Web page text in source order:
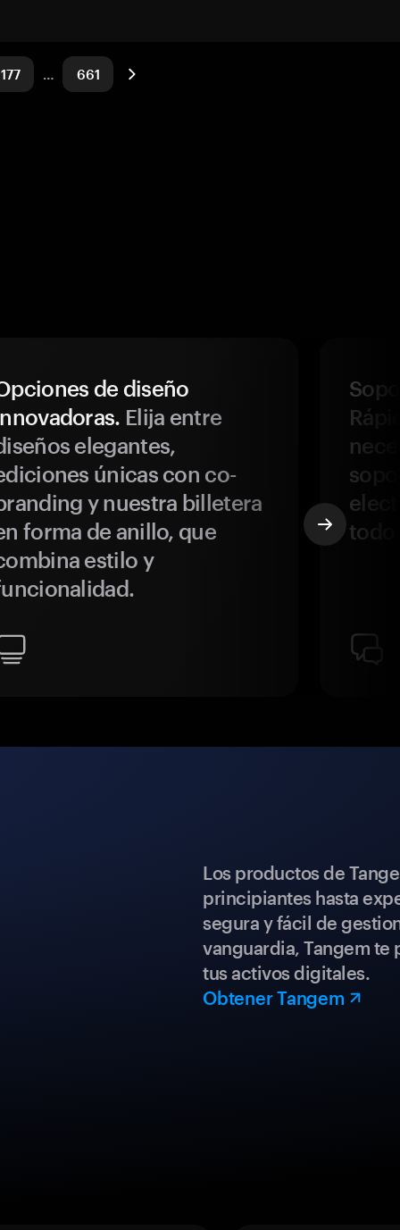
177 … 661
de diseño
Elija entre
elegantes,
únicas con co-
y nuestra billetera
forma de anillo, que
estilo y
todo
Los productos de
principiantes hasta
segura y fácil de
vanguardia, Tangem
tus activos digitales.
Obtener Tangem